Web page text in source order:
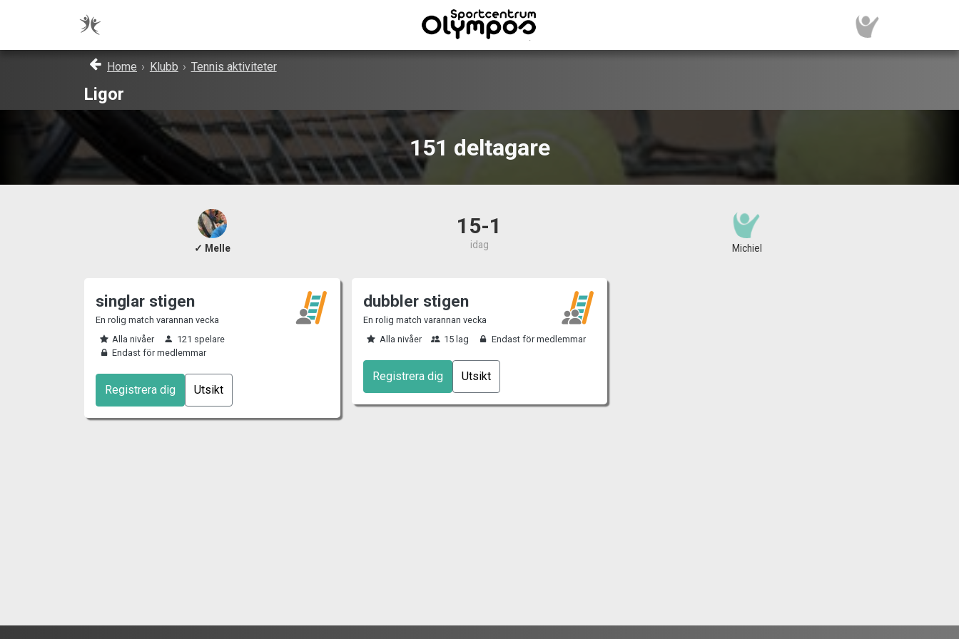
Home › Klubb › Tennis aktiviteter
Ligor
151 deltagare
✓ Melle
15-1
idag Michiel
singlar stigen
En rolig match varannan vecka
Alla nivåer
121 spelare
Endast för medlemmar
Registrera dig Utsikt
dubbler stigen
En rolig match varannan vecka
Alla nivåer
15 lag Endast för medlemmar
Registrera dig Utsikt